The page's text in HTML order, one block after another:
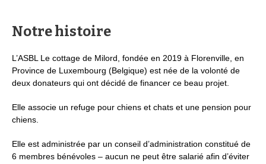
Notre histoire
L’ASBL Le cottage de Milord, fondée en 2019 à Florenville, en
Province de Luxembourg (Belgique) est née de la volonté de
deux donateurs qui ont décidé de financer ce beau projet.
Elle associe un refuge pour chiens et chats et une pension pour
chiens.
Elle est administrée par un conseil d’administration constitué de
6 membres bénévoles – aucun ne peut être salarié afin d’éviter